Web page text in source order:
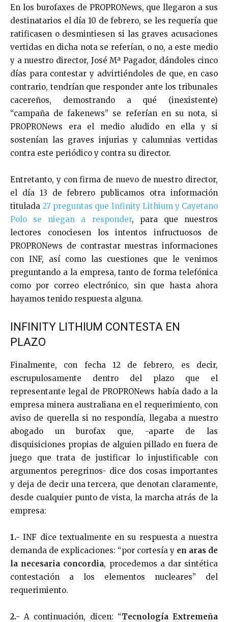
En los burofaxes de PROPRONews, que llegaron a sus
destinatarios el día 10 de febrero, se les requería que
ratificasen o desmintiesen si las graves acusaciones
vertidas en dicha nota se referían, o no, a este medio
y a nuestro director, José Mª Pagador, dándoles cinco
días para contestar y advirtiéndoles de que, en caso
contrario, tendrían que responder ante los tribunales
cacereños, demostrando a qué (inexistente)
“campaña de fakenews” se referían en su nota, si
PROPRONews era el medio aludido en ella y si
sostenían las graves injurias y calumnias vertidas
contra este periódico y contra su director.
Entretanto, y con firma de nuevo de nuestro director,
el día 13 de febrero publicamos otra información
titulada27 preguntas que Infinity Lithium y Cayetano
Polo se niegan a responder, para que nuestros
lectores conociesen los intentos infructuosos de
PROPRONews de contrastar nuestras informaciones
con INF, así como las cuestiones que le venimos
preguntando a la empresa, tanto de forma telefónica
como por correo electrónico, sin que hasta ahora
hayamos tenido respuesta alguna.
INFINITY LITHIUM CONTESTA EN
PLAZO
Finalmente, con fecha 12 de febrero, es decir,
escrupulosamente dentro del plazo que el
representante legal de PROPRONews había dado a la
empresa minera australiana en el requerimiento, con
aviso de querella si no respondía, llegaba a nuestro
abogado un burofax que, -aparte de las
disquisiciones propias de alguien pillado en fuera de
juego que trata de justificar lo injustificable con
argumentos peregrinos- dice dos cosas importantes
y deja de decir una tercera, que denotan claramente,
desde cualquier punto de vista, la marcha atrás de la
empresa:
1.- INF dice textualmente en su respuesta a nuestra
demanda de explicaciones: “por cortesía y en aras de
la necesaria concordia, procedemos a dar sintética
contestación a los elementos nucleares” del
requerimiento.
2.- A continuación, dicen: “Tecnología Extremeña